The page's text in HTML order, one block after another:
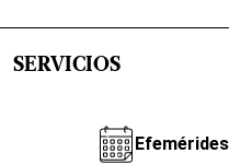
SERVICIOS
Efemérides